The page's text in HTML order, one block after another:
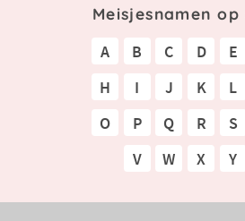
Meisjesnamen
A B C D E
H
I J K L
O
P Q R S
V
W X Y